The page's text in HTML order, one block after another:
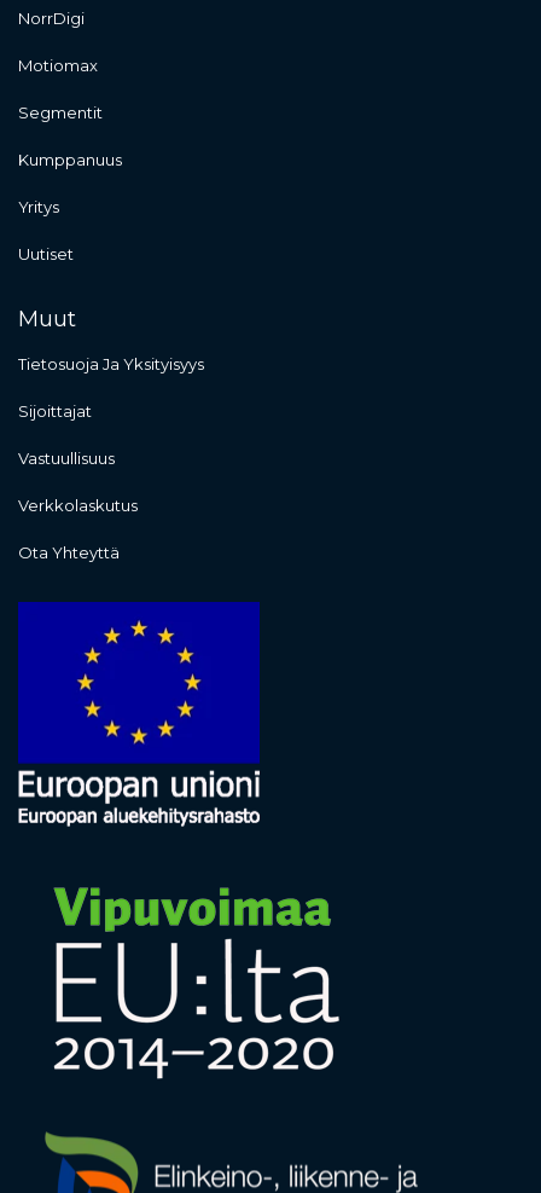
NorrDigi
Motiomax
Segmentit
Kumppanuus
Yritys
Uutiset
Muut
Tietosuoja Ja Yksityisyys
Sijoittajat
Vastuullisuus
Verkkolaskutus
Ota Yhteyttä